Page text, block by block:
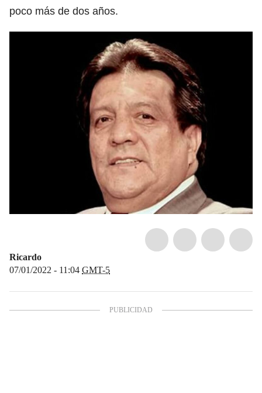
poco más de dos años.
Ricardo
07/01/2022 - 11:04 GMT-5